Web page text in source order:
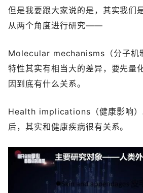
但是我要跟大家说的是，其实我们
从两个角度进行研究——
Molecular mechanisms（分子机
特性其实有相当大的差异，要先量
因到底有什么关系。
Health implications（健康影响）
后，其实和健康疾病很有关系。